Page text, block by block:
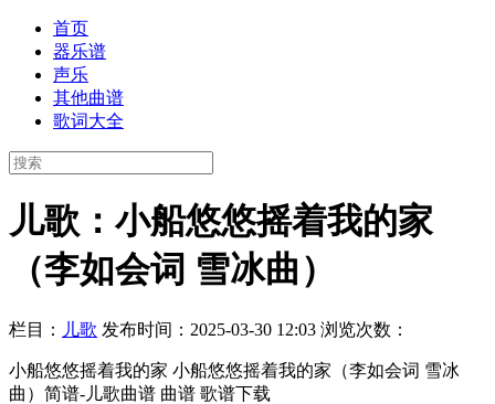
首页
器乐谱
声乐
其他曲谱
歌词大全
儿歌：小船悠悠摇着我的家
（李如会词 雪冰曲）
栏目： 儿歌 发布时间：2025-03-30 12:03 浏览次数：
小船悠悠摇着我的家 小船悠悠摇着我的家（李如会词 雪冰
曲）简谱-儿歌曲谱 曲谱 歌谱下载